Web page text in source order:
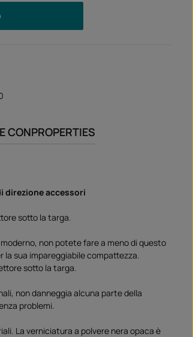
CONPROPERTIES
direzione accessori
sotto la targa.
non potete fare a meno di questo
la sua impareggiabile compattezza.
sotto la targa.
non danneggia alcuna parte della
problemi.
La verniciatura a polvere nera opaca è